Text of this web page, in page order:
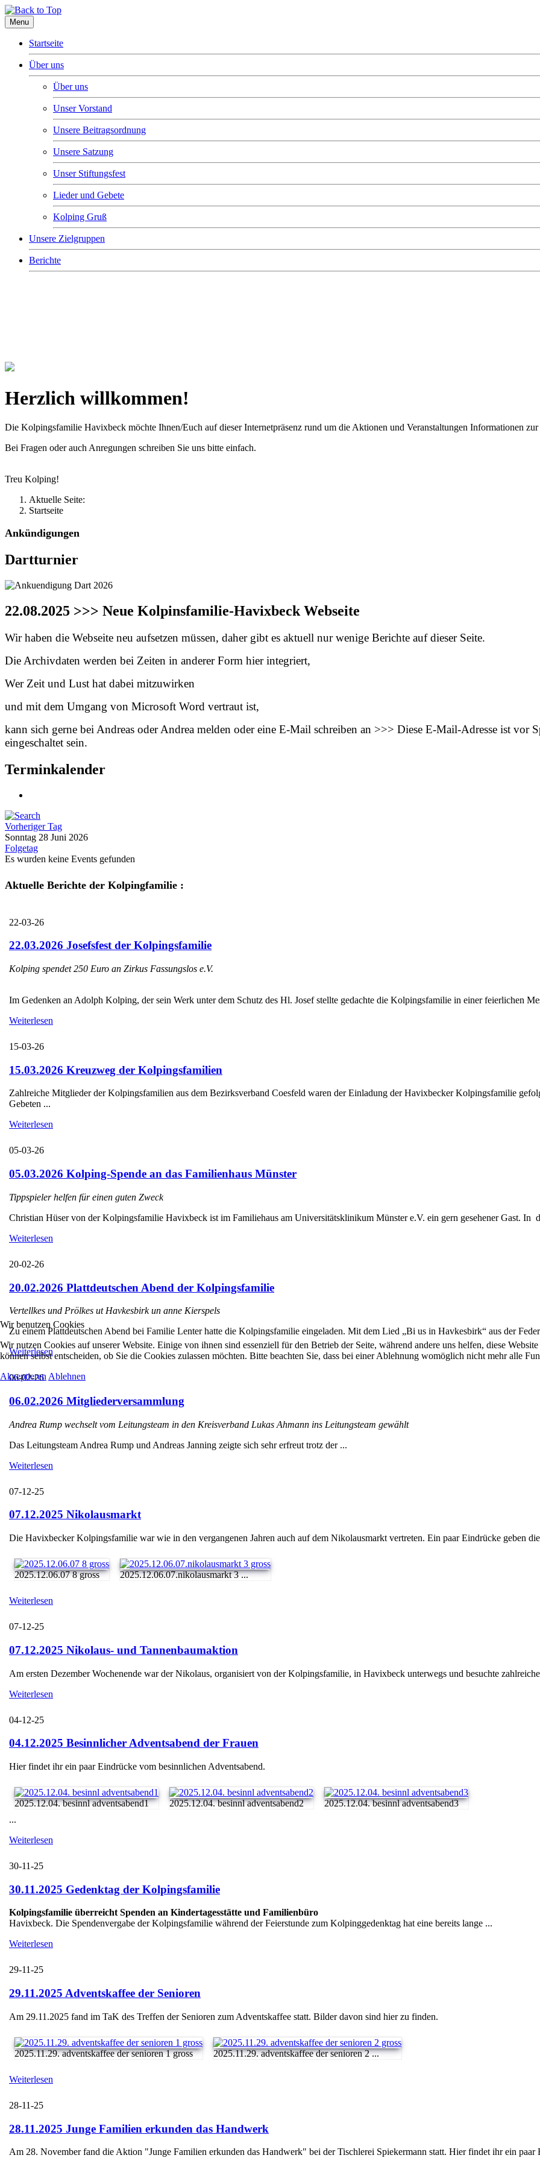
Menu
Startseite
Über uns
Über uns
Unser Vorstand
Unsere Beitragsordnung
Unsere Satzung
Unser Stiftungsfest
Lieder und Gebete
Kolping Gruß
Unsere Zielgruppen
Berichte
Herzlich willkommen!
Die Kolpingsfamilie Havixbeck möchte Ihnen/Euch auf dieser Internetpräsenz rund um die Aktionen und Veranstaltungen Informationen
Bei Fragen oder auch Anregungen schreiben Sie uns bitte einfach.
Treu Kolping!
Aktuelle Seite:
Startseite
Ankündigungen
Dartturnier
22.08.2025 >>> Neue Kolpinsfamilie-Havixbeck Webseite
Wir haben die Webseite neu aufsetzen müssen, daher gibt es aktuell nur wenige Berichte auf dieser Seite.
Die Archivdaten werden bei Zeiten in anderer Form hier integriert,
Wer Zeit und Lust hat dabei mitzuwirken
und mit dem Umgang von Microsoft Word vertraut ist,
kann sich gerne bei Andreas oder Andrea melden oder eine E-Mail schreiben an >>> Diese E-Mail-Adresse ist vor
eingeschaltet sein.
Terminkalender
Vorheriger Tag
Sonntag 28 Juni 2026
Folgetag
Es wurden keine Events gefunden
Aktuelle Berichte der Kolpingfamilie :
22-03-26
22.03.2026 Josefsfest der Kolpingsfamilie
Kolping spendet 250 Euro an Zirkus Fassungslos e.V.
Im Gedenken an Adolph Kolping, der sein Werk unter dem Schutz des Hl. Josef stellte gedachte die Kolpingsfamilie in einer feierlichen
Weiterlesen
15-03-26
15.03.2026 Kreuzweg der Kolpingsfamilien
Zahlreiche Mitglieder der Kolpingsfamilien aus dem Bezirksverband Coesfeld waren der Einladung der Havixbecker Kolpingsfamilie
Gebeten ...
Weiterlesen
05-03-26
05.03.2026 Kolping-Spende an das Familienhaus Münster
Tippspieler helfen für einen guten Zweck
Christian Hüser von der Kolpingsfamilie Havixbeck ist im Familiehaus am Universitätsklinikum Münster e.V. ein gern gesehener Gast. In
Weiterlesen
20-02-26
20.02.2026 Plattdeutschen Abend der Kolpingsfamilie
Vertellkes und Prölkes ut Havkesbirk un anne Kierspels
Zu einem Plattdeutschen Abend bei Familie Lenter hatte die Kolpingsfamilie eingeladen. Mit dem Lied „Bi us in Havkesbirk“ aus der
Weiterlesen
06-02-26
06.02.2026 Mitgliederversammlung
Andrea Rump wechselt vom Leitungsteam in den Kreisverband Lukas Ahmann ins Leitungsteam gewählt
Das Leitungsteam Andrea Rump und Andreas Janning zeigte sich sehr erfreut trotz der ...
Weiterlesen
07-12-25
07.12.2025 Nikolausmarkt
Die Havixbecker Kolpingsfamilie war wie in den vergangenen Jahren auch auf dem Nikolausmarkt vertreten. Ein paar Eindrücke geben
2025.12.06.07 8 gross 2025.12.06.07.nikolausmarkt 3 ...
Weiterlesen
07-12-25
07.12.2025 Nikolaus- und Tannenbaumaktion
Am ersten Dezember Wochenende war der Nikolaus, organisiert von der Kolpingsfamilie, in Havixbeck unterwegs und besuchte
Weiterlesen
04-12-25
04.12.2025 Besinnlicher Adventsabend der Frauen
Hier findet ihr ein paar Eindrücke vom besinnlichen Adventsabend.
2025.12.04. besinnl adventsabend1 2025.12.04. besinnl adventsabend2
2025.12.04. besinnl adventsabend3
...
Weiterlesen
30-11-25
30.11.2025 Gedenktag der Kolpingsfamilie
Kolpingsfamilie überreicht Spenden an Kindertagesstätte und Familienbüro
Havixbeck. Die Spendenvergabe der Kolpingsfamilie während der Feierstunde zum Kolpinggedenktag hat eine bereits lange ...
Weiterlesen
29-11-25
29.11.2025 Adventskaffee der Senioren
Am 29.11.2025 fand im TaK des Treffen der Senioren zum Adventskaffee statt. Bilder davon sind hier zu finden.
2025.11.29. adventskaffee der senioren 1 gross 2025.11.29. adventskaffee der senioren 2 ...
Weiterlesen
28-11-25
28.11.2025 Junge Familien erkunden das Handwerk
Am 28. November fand die Aktion "Junge Familien erkunden das Handwerk" bei der Tischlerei Spiekermann statt. Hier findet ihr ein
Wir benutzen Cookies
Wir nutzen Cookies auf unserer Website. Einige von ihnen sind essenziell für den Betrieb der Seite, während andere uns helfen, diese
können selbst entscheiden, ob Sie die Cookies zulassen möchten. Bitte beachten Sie, dass bei einer Ablehnung womöglich nicht mehr alle
Akzeptieren Ablehnen